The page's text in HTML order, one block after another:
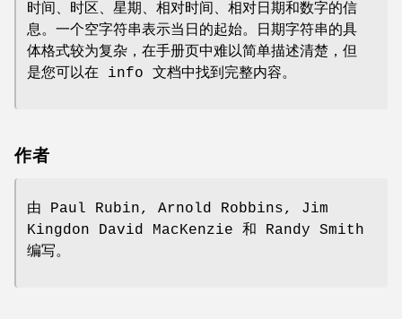
时间、时区、星期、相对时间、相对日期和数字的信
息。一个空字符串表示当日的起始。日期字符串的具
体格式较为复杂，在手册页中难以简单描述清楚，但
是您可以在 info 文档中找到完整内容。
作者
由 Paul Rubin, Arnold Robbins, Jim
Kingdon David MacKenzie 和 Randy Smith
编写。